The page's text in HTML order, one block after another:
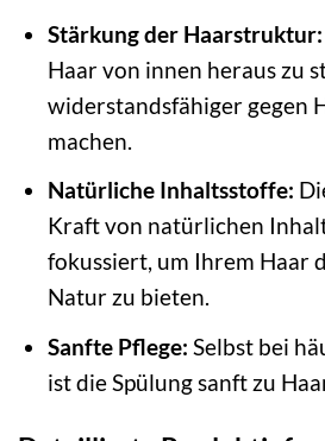
Stärkung der Haarstruktur:
Haar von innen heraus zu
widerstandsfähiger gegen
machen.
Natürliche Inhaltsstoffe:
Kraft von natürlichen
fokussiert, um Ihrem Haar
Natur zu bieten.
Sanfte Pflege: Selbst bei
ist die Spülung sanft zu